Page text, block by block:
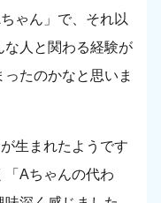
ゃん」で、それ以
な人と関わる経験が
たのかなと思いま
生まれたようです
「Aちゃんの代わ